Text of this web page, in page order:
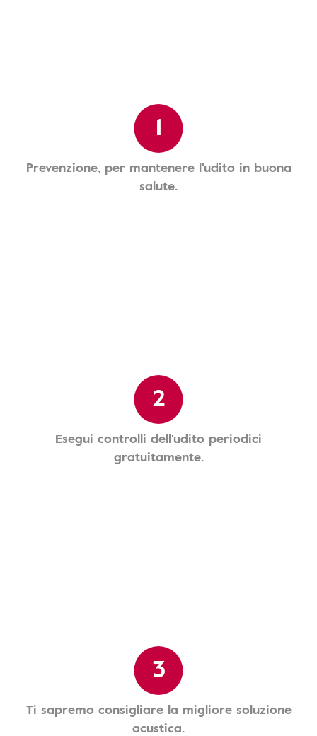
1
Prevenzione, per mantenere l'udito in buona
salute.
2
Esegui controlli dell'udito periodici
gratuitamente.
3
Ti sapremo consigliare la migliore soluzione
acustica.